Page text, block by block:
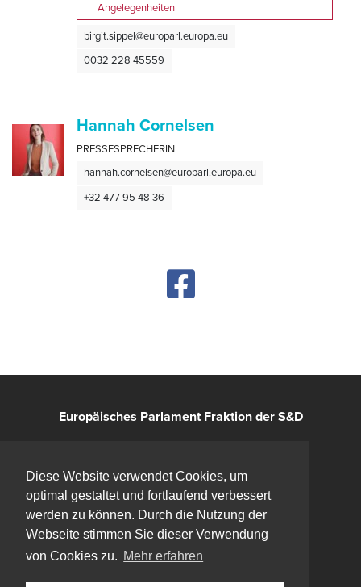
Diese Website verwendet Cookies, um
optimal gestaltet und fortlaufend verbessert
werden zu können. Durch die Nutzung der
Webseite stimmen Sie dieser Verwendung
von Cookies zu. Mehr erfahren
Angelegenheiten
birgit.sippel@europarl.europa.eu
0032 228 45559
Hannah Cornelsen
PRESSESPRECHERIN
hannah.cornelsen@europarl.europa.eu
+32 477 95 48 36
Europäisches Parlament Fraktion der S&D
Kontakt
Impressum
Datenschutz